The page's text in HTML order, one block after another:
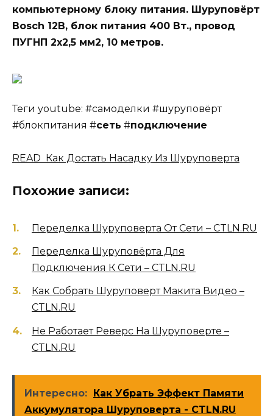
компьютерному блоку питания. Шуруповёрт
Bosch 12В, блок питания 400 Вт., провод
ПУГНП 2х2,5 мм2, 10 метров.
Теги youtube: #самоделки #шуруповёрт
#блокпитания #сеть #подключение
READ Как Достать Насадку Из Шуруповерта
Похожие записи:
Переделка Шуруповерта От Сети – CTLN.RU
Переделка Шуруповёрта Для
Подключения К Сети – CTLN.RU
Как Собрать Шуруповерт Макита Видео –
CTLN.RU
Не Работает Реверс На Шуруповерте –
CTLN.RU
Интересно: Как Убрать Эффект Памяти
Аккумулятора Шуруповерта - CTLN.RU